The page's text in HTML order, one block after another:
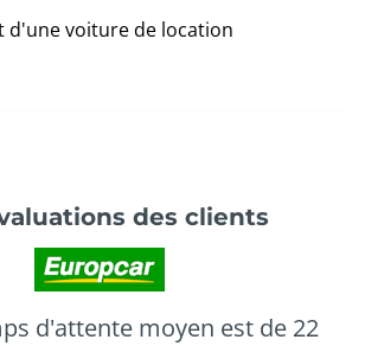
d'une voiture de location
des clients
d'attente moyen est de 22